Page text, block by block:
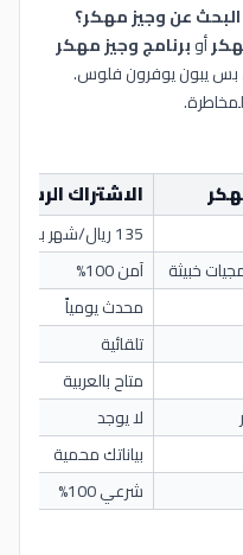
عن وجيز مهكر؟
أوبرنامج وجيز مهكر
بس يبون يوفرون فلوس.
الاشتراك
135 ريال/شهر بعد الخصم
خبيثة
آمن 100%
محدث يومياً
تلقائية
متاح بالعربية
لا يوجد
بياناتك محمية
شرعي 100%